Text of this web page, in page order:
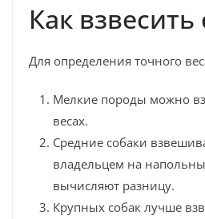
Как взвесить
Для определения точного
Мелкие породы можно
весах.
Средние собаки
владельцем на
вычисляют разницу.
Крупных собак лучше